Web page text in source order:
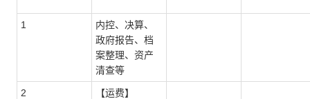
1
内控、决算、
政府报告、档
案整理、资产
清查等
2 【运费】